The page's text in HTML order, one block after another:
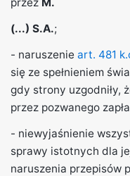
(...) S.A.;
- naruszenie art. 481
się ze spełnieniem
gdy strony uzgodniły,
przez pozwanego
- niewyjaśnienie
sprawy istotnych dla
naruszenia przepisów